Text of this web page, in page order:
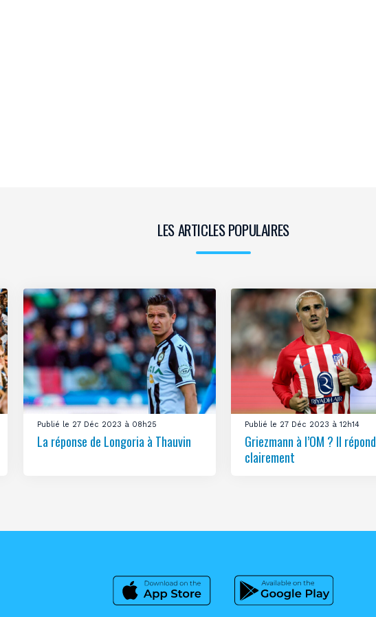
LES ARTICLES POPULAIRES
Publié le 27 Déc 2023 à 08h25
La réponse de Longoria à Thauvin
Publié le 27 Déc 2023 à 12h14
Griezmann à l’OM ? Il répond
clairement